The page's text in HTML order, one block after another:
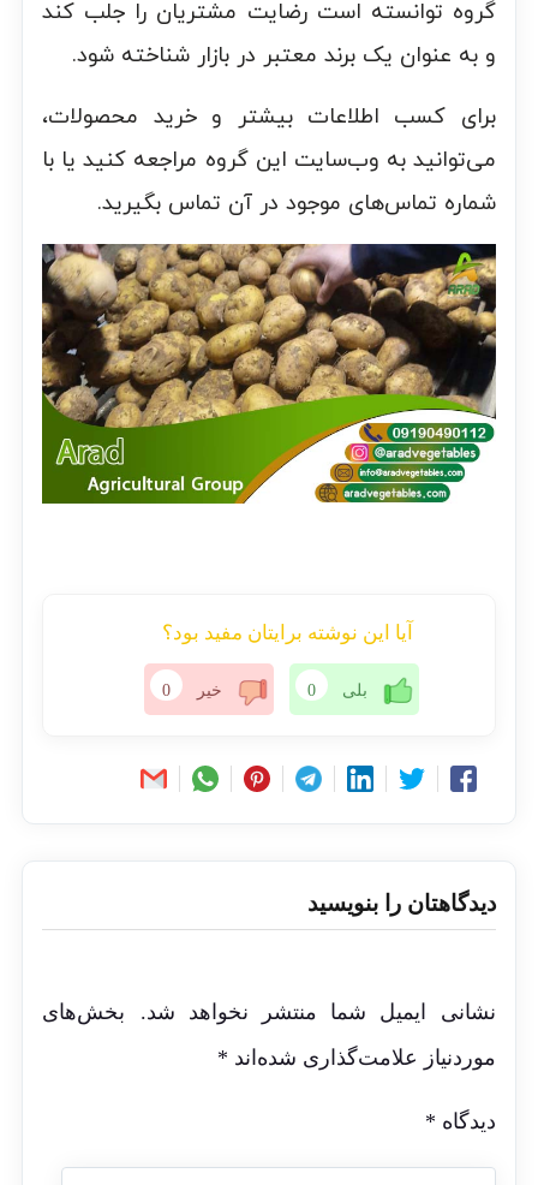
گروه توانسته است رضایت مشتریان را جلب کند
و به عنوان یک برند معتبر در بازار شناخته شود.
برای کسب اطلاعات بیشتر و خرید محصولات،
می‌توانید به وب‌سایت این گروه مراجعه کنید یا با
شماره تماس‌های موجود در آن تماس بگیرید.
آیا این نوشته برایتان مفید بود؟
بلی 0 خیر 0
دیدگاهتان را بنویسید
نشانی ایمیل شما منتشر نخواهد شد.
بخش‌های
موردنیاز علامت‌گذاری شده‌اند *
دیدگاه *